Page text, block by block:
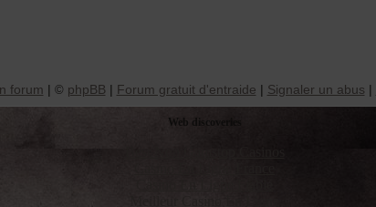
forum | © phpBB | Forum gratuit d'entraide | Signaler un abus |
Web discoveries